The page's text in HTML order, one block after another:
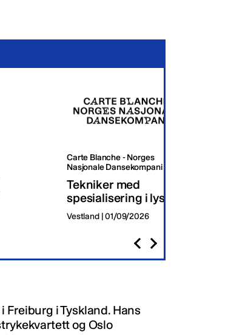
Carte Blanche - Norges
Nasjonale Dansekompani
Tekniker med
spesialisering i lys
Vestland | 01/09/2026
i Tyskland. Hans
og Oslo